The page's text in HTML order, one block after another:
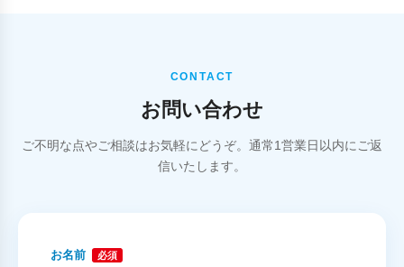
CONTACT
お問い合わせ
ご不明な点やご相談はお気軽にどうぞ。通常1営業日以内にご返
信いたします。
お名前 必須